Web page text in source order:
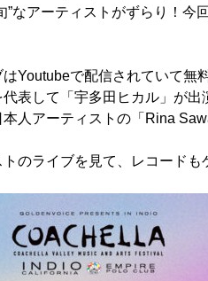
”なアーティストがずらり！
Youtubeで配信されていて無
表して「宇多田ヒカル」が
人アーティストの「Rina
のライブを見て、レコードも